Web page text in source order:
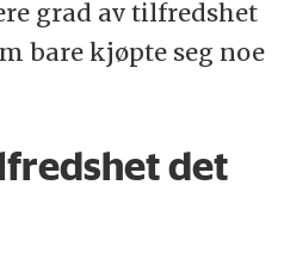
grad av tilfredshet
bare kjøpte seg noe
det